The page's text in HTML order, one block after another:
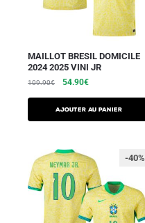
MAILLOT BRESIL DOMICILE
2024 2025 VINI JR
109.90€ 54.90€
AJOUTER AU PANIER
-40%